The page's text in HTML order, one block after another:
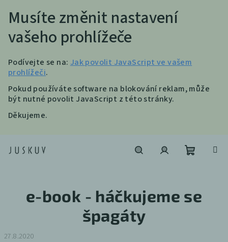
Musíte změnit nastavení
vašeho prohlížeče
Podívejte se na: Jak povolit JavaScript ve vašem
prohlížeči.
Pokud používáte software na blokování reklam, může
být nutné povolit JavaScript z této stránky.
Děkujeme.
košík
e-book - háčkujeme se
špagáty
27.8.2020